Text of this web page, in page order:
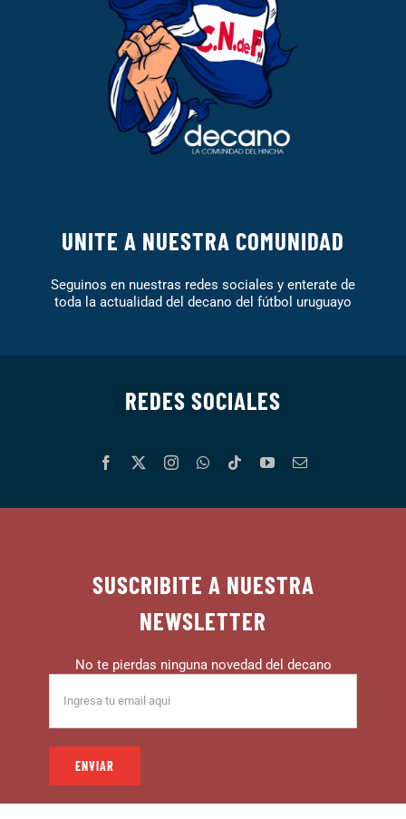
UNITE A NUESTRA COMUNIDAD
Seguinos en nuestras redes sociales y enterate de
toda la actualidad del decano del fútbol uruguayo
REDES SOCIALES
SUSCRIBITE A NUESTRA
NEWSLETTER
No te pierdas ninguna novedad del decano